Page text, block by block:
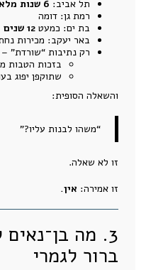
תל אביב: 6 שנות מלאי
רמת גן: דומה
בת ים: כמעט 12 שנים
באר יעקב: מכירות נחתכו
רק נתיבות “שורדת” –
בזכות הטבות
שתוקפן יפוג
והשאלה הסופית:
“משהו לבנות עליו?”
זו לא שאלה.
זו אמירה: אין.
3. מה
ברור לגמרי